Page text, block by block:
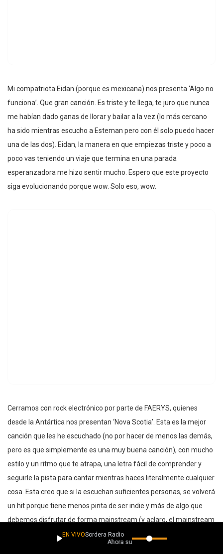
Mi compatriota Eidan (porque es mexicana) nos presenta ‘Algo no
funciona’. Que gran canción. Es triste y te llega, te juro que nunca
me habían dado ganas de llorar y bailar a la vez (lo más cercano
ha sido mientras escucho a Esteman pero con él solo puedo hacer
una de las dos). Eidan, la manera en que empiezas triste y poco a
poco vas teniendo un viaje que termina en una parada
esperanzadora me hizo sentir mucho. Espero que este proyecto
siga evolucionando porque wow. Solo eso, wow.
Cerramos con rock electrónico por parte de FAERYS, quienes
desde la Antártica nos presentan ‘Nova Scotia’. Esta es la mejor
canción que les he escuchado (no por hacer de menos las demás,
pero es que simplemente es una muy buena canción), con mucho
estilo y un ritmo que te atrapa, una letra fácil de comprender y
seguirle la pista para cantar mientras haces literalmente cualquier
cosa. Esta creo que si la escuchan suficientes personas, se volverá
un hit porque tiene menos pinta de ser indie y más de algo que
debemos disfrutar de forma mainstream (y aclaro, el mainstream
no tiene nada de malo… en su mayoría).
EN VIVOSordera Radio
Ahora suena